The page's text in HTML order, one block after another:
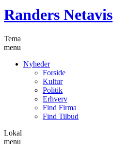
Randers Netavis
Tema
menu
Nyheder
Forside
Kultur
Politik
Erhverv
Find Firma
Find Tilbud
Lokal
menu